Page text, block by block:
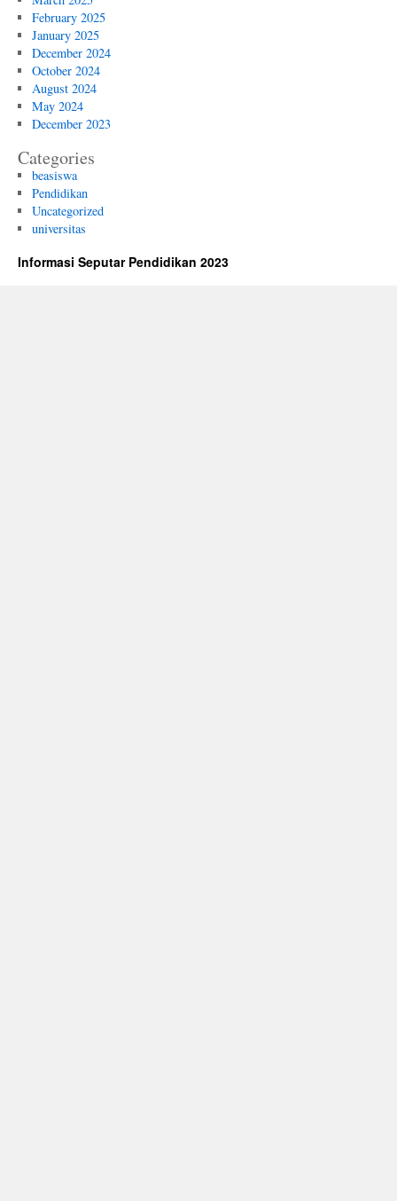
February 2025
January 2025
December 2024
October 2024
August 2024
May 2024
December 2023
Categories
beasiswa
Pendidikan
Uncategorized
universitas
Informasi Seputar Pendidikan 2023